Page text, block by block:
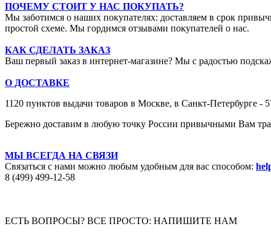
ПОЧЕМУ СТОИТ У НАС ПОКУПАТЬ?
Мы заботимся о наших покупателях: доставляем в срок
простой схеме. Мы гордимся отзывами покупателей о нас.
КАК СДЕЛАТЬ ЗАКАЗ
Ваш первый заказ в интернет-магазине? Мы с радостью
О ДОСТАВКЕ
1120 пунктов выдачи товаров в Москве, в Санкт-Петербурге -
Бережно доставим в любую точку России привычными Вам
МЫ ВСЕГДА НА СВЯЗИ
Связаться с нами можно любым удобным для вас способом:
8 (499) 499-12-58
ЕСТЬ ВОПРОСЫ? ВСЕ ПРОСТО: НАПИШИТЕ НАМ